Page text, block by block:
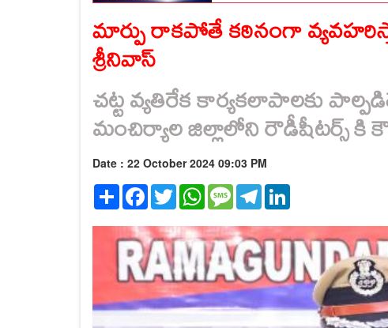
మార్పు రాకపోతే కఠినంగా
శ్రీనివాస్
చట్ట వ్యతిరేక కార్యకలాపాలకు
మంచిర్యాల జిల్లాలోని రౌడీషీటర్స్ కి
Date : 22 October 2024 09:03 PM
Share Facebook
TwitterWhatsAppMessageTelegram